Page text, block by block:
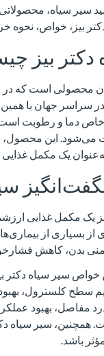
سیر سیاه،
بیز، خواص، نحوه
دکتر بیز
محصولی است که در
سراسر جهان با همین
دما و رطوبت است.
این محصول، به
یک مکمل
یک مکمل غذایی
از بسیاری از
بدن، کاهش
خواص سیر سیاه دکتر
سطح کلسترول،
مفاصل، بهبود
سیر سیاه
باشد.